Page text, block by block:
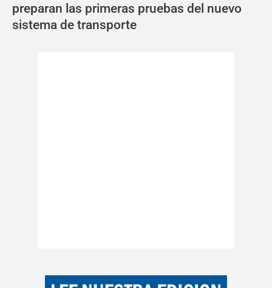
preparan las primeras pruebas del nuevo
sistema de transporte